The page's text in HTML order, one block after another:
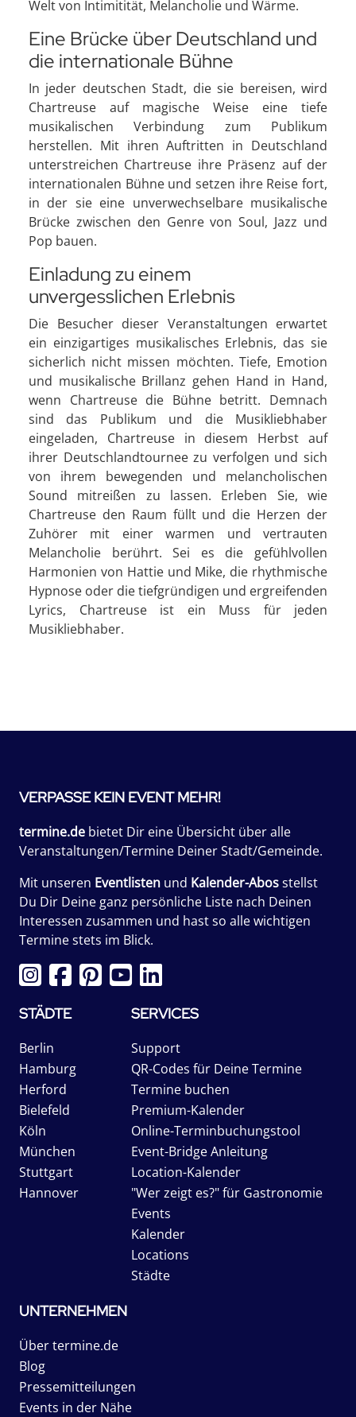
Welt von Intimitität, Melancholie und Wärme.
Eine Brücke über Deutschland und
die internationale Bühne
In jeder deutschen Stadt, die sie bereisen, wird
Chartreuse auf magische Weise eine tiefe
musikalischen Verbindung zum Publikum
herstellen. Mit ihren Auftritten in Deutschland
unterstreichen Chartreuse ihre Präsenz auf der
internationalen Bühne und setzen ihre Reise fort,
in der sie eine unverwechselbare musikalische
Brücke zwischen den Genre von Soul, Jazz und
Pop bauen.
Einladung zu einem
unvergesslichen Erlebnis
Die Besucher dieser Veranstaltungen erwartet
ein einzigartiges musikalisches Erlebnis, das sie
sicherlich nicht missen möchten. Tiefe, Emotion
und musikalische Brillanz gehen Hand in Hand,
wenn Chartreuse die Bühne betritt. Demnach
sind das Publikum und die Musikliebhaber
eingeladen, Chartreuse in diesem Herbst auf
ihrer Deutschlandtournee zu verfolgen und sich
von ihrem bewegenden und melancholischen
Sound mitreißen zu lassen. Erleben Sie, wie
Chartreuse den Raum füllt und die Herzen der
Zuhörer mit einer warmen und vertrauten
Melancholie berührt. Sei es die gefühlvollen
Harmonien von Hattie und Mike, die rhythmische
Hypnose oder die tiefgründigen und ergreifenden
Lyrics, Chartreuse ist ein Muss für jeden
Musikliebhaber.
VERPASSE KEIN EVENT MEHR!
termine.de bietet Dir eine Übersicht über alle
Veranstaltungen/Termine Deiner Stadt/Gemeinde.
Mit unseren Eventlisten und Kalender-Abosstellst
Du Dir Deine ganz persönliche Liste nach Deinen
Interessen zusammen und hast so alle wichtigen
Termine stets im Blick.
STÄDTE
Berlin
Hamburg
Herford
Bielefeld
Köln
München
Stuttgart
Hannover
SERVICES
Support
QR-Codes für Deine Termine
Termine buchen
Premium-Kalender
Online-Terminbuchungstool
Event-Bridge Anleitung
Location-Kalender
"Wer zeigt es?" für Gastronomie
Events
Kalender
Locations
Städte
UNTERNEHMEN
Über termine.de
Blog
Pressemitteilungen
Events in der Nähe